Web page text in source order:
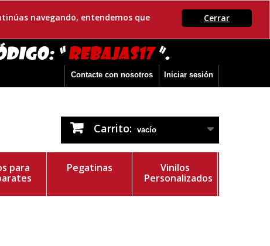
Cerrar
navegando, entendemos que
Iniciar sesión
Contacte con nosotros
Carrito: vacío
para
Pegatinas
Vinilos
Personalizados